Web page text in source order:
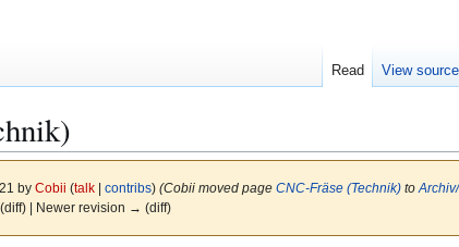
by Cobii (talk| contribs) (Cobii moved page CNC-Fräse (Technik)to
(diff) | Newer revision → (diff)
Read View source